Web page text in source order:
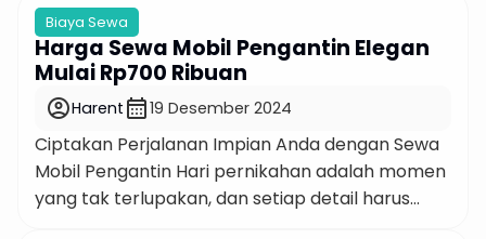
Kami menawarkan paket sewa mobil Toyota
Avanza yang lengkap dengan driver
bersertifikat dan BBM, memberikan Anda
kemudahan dan kenyamanan dalam perjalanan.
Dengan harga mulai dari Rp550 ribu untuk 6 jam,
Anda […]
Biaya Sewa
Harga Sewa Mobil Pengantin Elegan
Mulai Rp700 Ribuan
account_circleHarent calendar_month19 Desember 2024
Ciptakan Perjalanan Impian Anda dengan Sewa
Mobil Pengantin Hari pernikahan adalah momen
yang tak terlupakan, dan setiap detail harus